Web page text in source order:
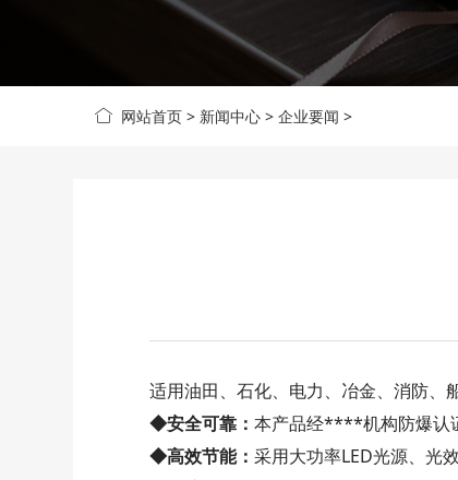
网站首页 > 新闻中心 >企业要闻 >
适用油田、石化、电力、冶金、消防、
◆安全可靠：本产品经****机构防爆认
◆高效节能：采用大功率LED光源、光